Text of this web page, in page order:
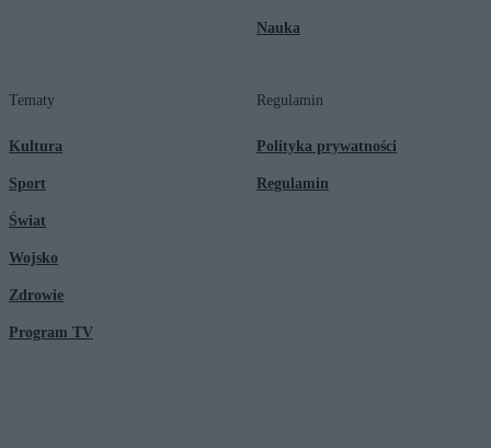
Nauka
Tematy
Kultura
Sport
Świat
Wojsko
Zdrowie
Program TV
Regulamin
Polityka prywatności
Regulamin